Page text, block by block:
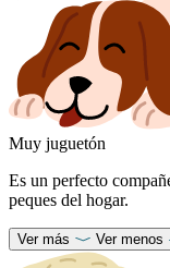
Muy juguetón
Es un perfecto
peques del hogar.
Ver más Ver menos